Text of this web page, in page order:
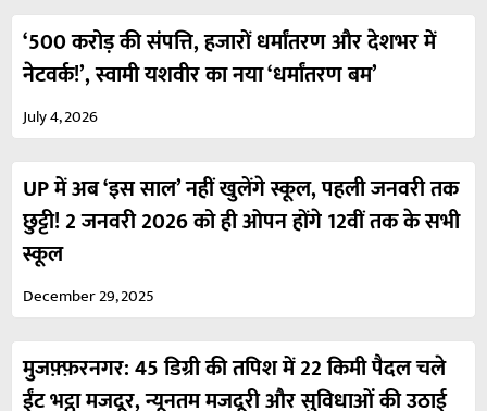
‘500 करोड़ की संपत्ति, हजारों धर्मांतरण और देशभर में
नेटवर्क!’, स्वामी यशवीर का नया ‘धर्मांतरण बम’
July 4, 2026
UP में अब ‘इस साल’ नहीं खुलेंगे स्कूल, पहली जनवरी तक
छुट्टी! 2 जनवरी 2026 को ही ओपन होंगे 12वीं तक के सभी
स्कूल
December 29, 2025
मुजफ़्फ़रनगर: 45 डिग्री की तपिश में 22 किमी पैदल चले
ईंट भट्ठा मजदूर, न्यूनतम मजदूरी और सुविधाओं की उठाई